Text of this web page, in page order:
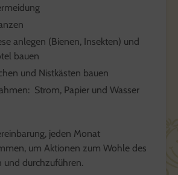
anlegen (Bienen, Insekten) und
bauen
und Nistkästen bauen
Strom, Papier und Wasser
jeden Monat
um Aktionen zum Wohle des
und durchzuführen.